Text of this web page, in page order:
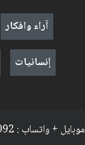
آراء وافكار
إنسانيات
موبايل + واتساب : 009647902409092